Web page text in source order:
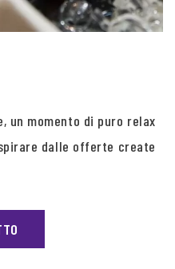
un momento di puro relax
dalle offerte create